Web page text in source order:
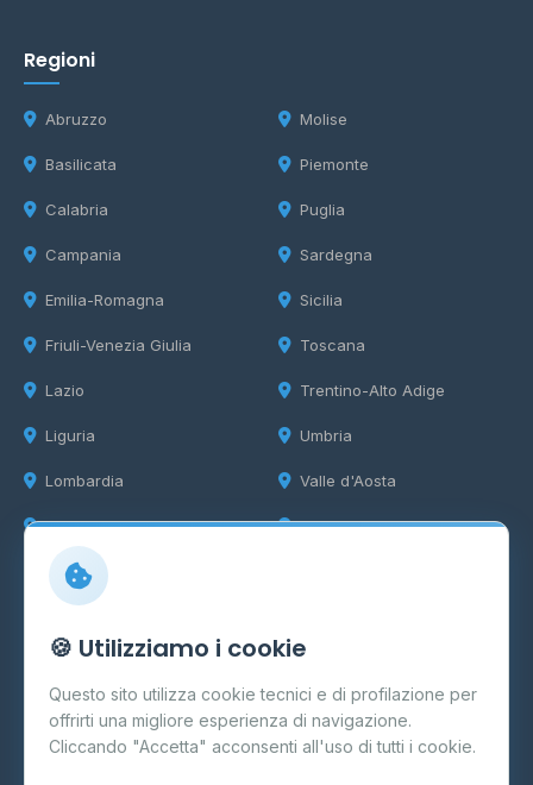
Regioni
Abruzzo
Basilicata
Calabria
Campania
Emilia-Romagna
Friuli-Venezia Giulia
Lazio
Liguria
Lombardia
Marche
Molise
Piemonte
Puglia
Sardegna
Sicilia
Toscana
Trentino-Alto Adige
Umbria
Valle d'Aosta
Veneto
Info
Cos'è il GPL
FAQ
Contatti
🍪 Utilizziamo i cookie
Questo sito utilizza cookie tecnici e di profilazione per
offrirti una migliore esperienza di navigazione.
Cliccando "Accetta" acconsenti all'uso di tutti i cookie.